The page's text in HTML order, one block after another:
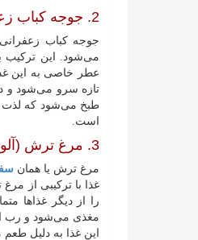
2. جوجه کباب زعفرانی
جوجه کباب
می‌شود. این ترکیب
عطر خاصی به این
تازه سرو می‌شود و
طبخ می‌شود که لذت
است.
3. مرغ ترش (آلوچه جنگلی)
مرغ ترش یا همان
غذا با ترکیبی از
را از دیگر غذاها
مغذی می‌شود و رب
این غذا به دلیل